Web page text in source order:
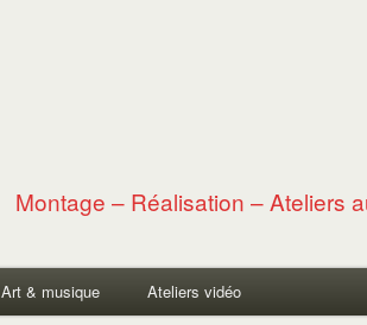
Montage – Réalisation – Ateliers
Art & musique Ateliers vidéo